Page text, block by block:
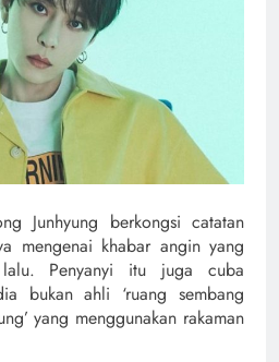
Junhyung berkongsi catatan
mengenai khabar angin yang
Penyanyi itu juga cuba
bukan ahli ‘ruang sembang
yang menggunakan rakaman